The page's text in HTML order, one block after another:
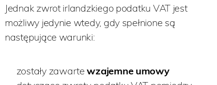
Jednak zwrot irlandzkiego podatku VAT jest
możliwy jedynie wtedy, gdy spełnione są
następujące warunki:
zostały zawartewzajemne umowy